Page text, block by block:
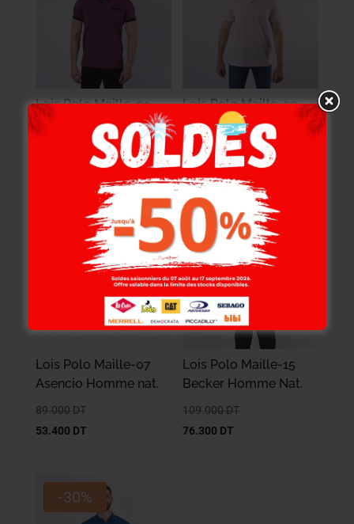
Lois Polo Maille-01
Endrick Homme Nat.
Lois Polo Maille-03
Vincert Homme Nat.
84.000 DT
58.800DT
-40%
Lois Polo Maille-07
Asencio Homme nat.
89.000 DT
53.400 DT
-30%
Lois Polo Maille-15
Becker Homme Nat.
109.000 DT
76.300 DT
-30%